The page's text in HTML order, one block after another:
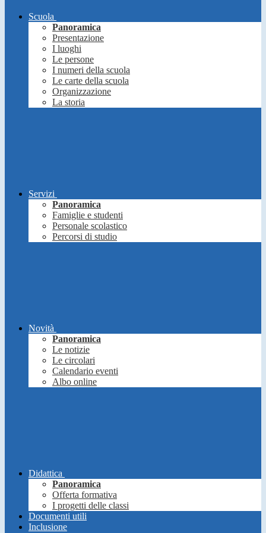
Scuola
Panoramica
Presentazione
I luoghi
Le persone
I numeri della scuola
Le carte della scuola
Organizzazione
La storia
Servizi
Panoramica
Famiglie e studenti
Personale scolastico
Percorsi di studio
Novità
Panoramica
Le notizie
Le circolari
Calendario eventi
Albo online
Didattica
Panoramica
Offerta formativa
I progetti delle classi
Documenti utili
Inclusione